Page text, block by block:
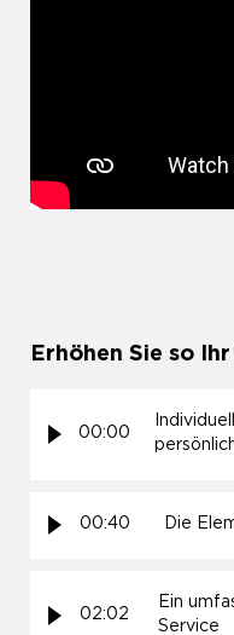
Erhöhen Sie so
00:00
00:40 Die
02:02
Ein
Service